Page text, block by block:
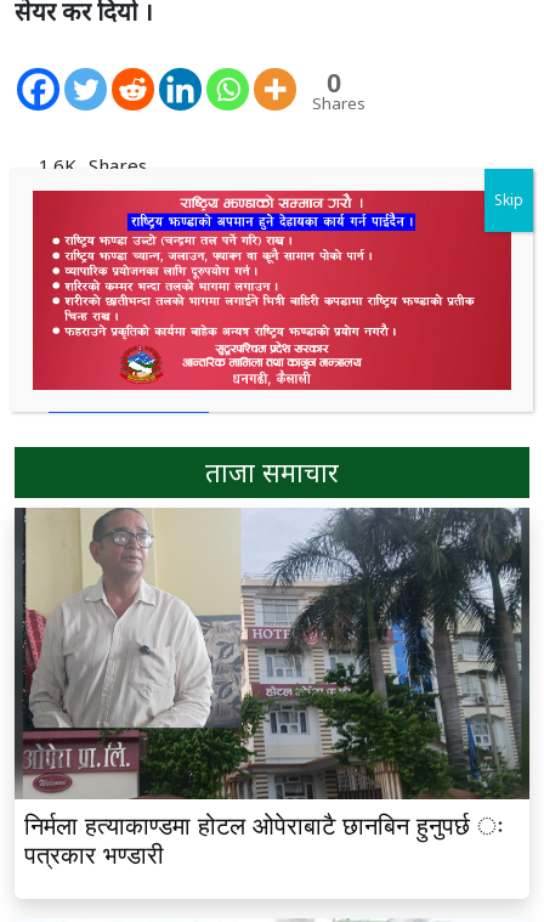
सेयर कर दियो ।
0
Shares
1.6K Shares
ताजा समाचार
निर्मला हत्याकाण्डमा होटल ओपेराबाटै छानबिन हुनुपर्छ ः
पत्रकार भण्डारी
Skip